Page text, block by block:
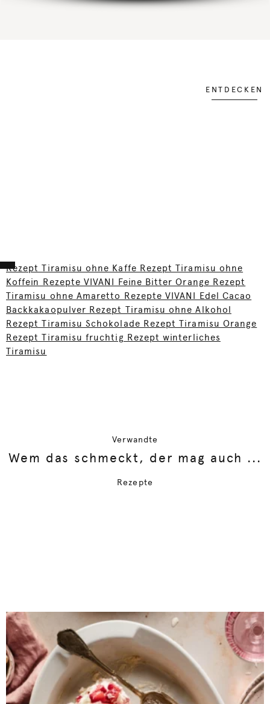
ENTDECKEN
Rezept Tiramisu ohne Kaffe Rezept Tiramisu ohne
Koffein Rezepte VIVANI Feine Bitter Orange Rezept
Tiramisu ohne Amaretto Rezepte VIVANI Edel Cacao
Backkakaopulver Rezept Tiramisu ohne Alkohol
Rezept Tiramisu Schokolade Rezept Tiramisu Orange
Rezept Tiramisu fruchtig Rezept winterliches
Tiramisu
Verwandte
Wem das schmeckt, der mag auch ...
Rezepte